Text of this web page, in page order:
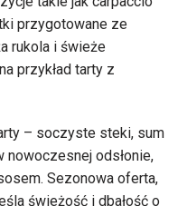
przygotowane ze
rukola i świeże
przykład tarty z
– soczyste steki, sum
nowoczesnej odsłonie,
Sezonowa oferta,
świeżość i dbałość o